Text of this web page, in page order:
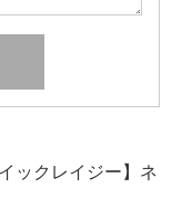
ックレイジー】ネ